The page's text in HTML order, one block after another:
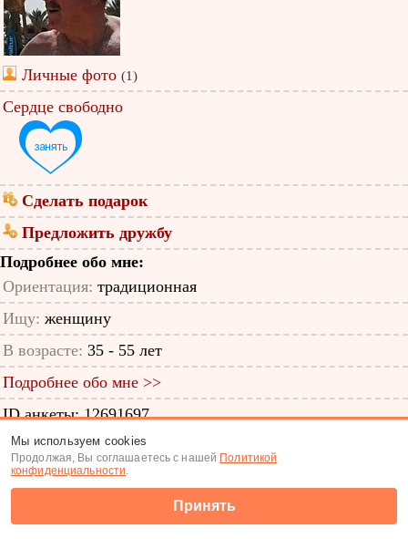
Личные фото (1)
Сердце свободно
Сделать подарок
Предложить дружбу
Подробнее обо мне:
Ориентация: традиционная
Ищу: женщину
В возрасте: 35 - 55 лет
Подробнее обо мне >>
ID анкеты: 12691697
Знакомства|Поиск анкет
(c) Tabor.ru 2026
Мы используем cookies
Продолжая, Вы соглашаетесь с нашей Политикой
конфиденциальности.
Принять